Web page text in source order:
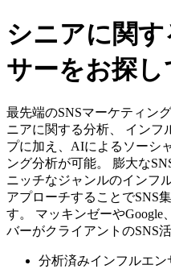
シニアに関
サーをお探し
最先端のSNSマーケティン
ニアに関する分析、 インフ
プに加え、AIによるソーシ
ング分析が可能。 膨大な
ニッチなジャンルのインフ
アプローチすることでSNS
す。 マッキンゼーやGoogle
バーがクライアントのSNS
分析済みインフルエン